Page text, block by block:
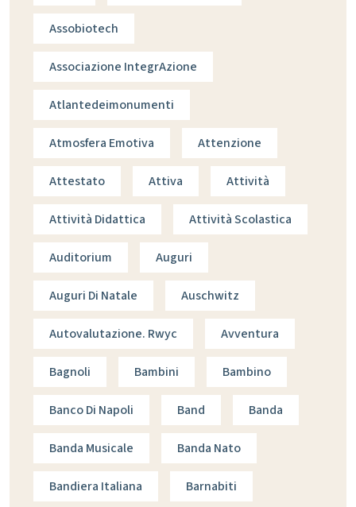
Assobiotech
Associazione IntegrAzione
Atlantedeimonumenti
Atmosfera Emotiva Attenzione
Attestato Attiva Attività
Attività Didattica Attività Scolastica
Auditorium Auguri
Auguri Di Natale Auschwitz
Autovalutazione. Rwyc Avventura
Bagnoli Bambini Bambino
Banco Di Napoli Band Banda
Banda Musicale Banda Nato
Bandiera Italiana Barnabiti